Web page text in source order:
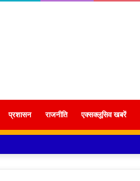
प्रशासन राजनीति एक्सक्लूसिव खबरें